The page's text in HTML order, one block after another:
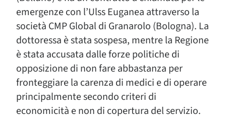
emergenze con l’Ulss Euganea attraverso la
società CMP Global di Granarolo (Bologna). La
dottoressa è stata sospesa, mentre la Regione
è stata accusata dalle forze politiche di
opposizione di non fare abbastanza per
fronteggiare la carenza di medici e di operare
principalmente secondo criteri di
economicità e non di copertura del servizio.